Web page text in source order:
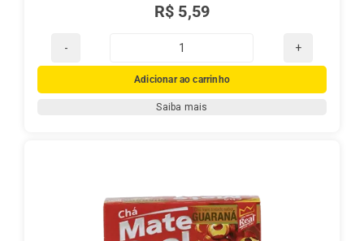
R$ 5,59
Chá
Mate
Real
quantidade
Adicionar ao carrinho
Saiba mais